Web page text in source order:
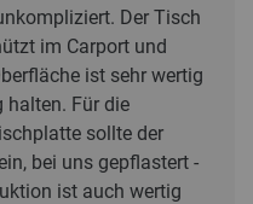
Der Tisch
im Carport und
ist sehr wertig
halten. Für die
sollte der
bei uns gepflastert -
ist auch wertig